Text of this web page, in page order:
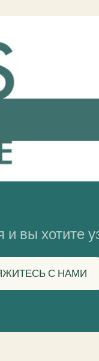
вы хотите
С НАМИ